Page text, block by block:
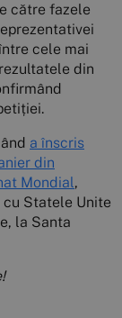
către fazele
cele mai
din
a înscris
din
Mondial,
Statele Unite
la Santa